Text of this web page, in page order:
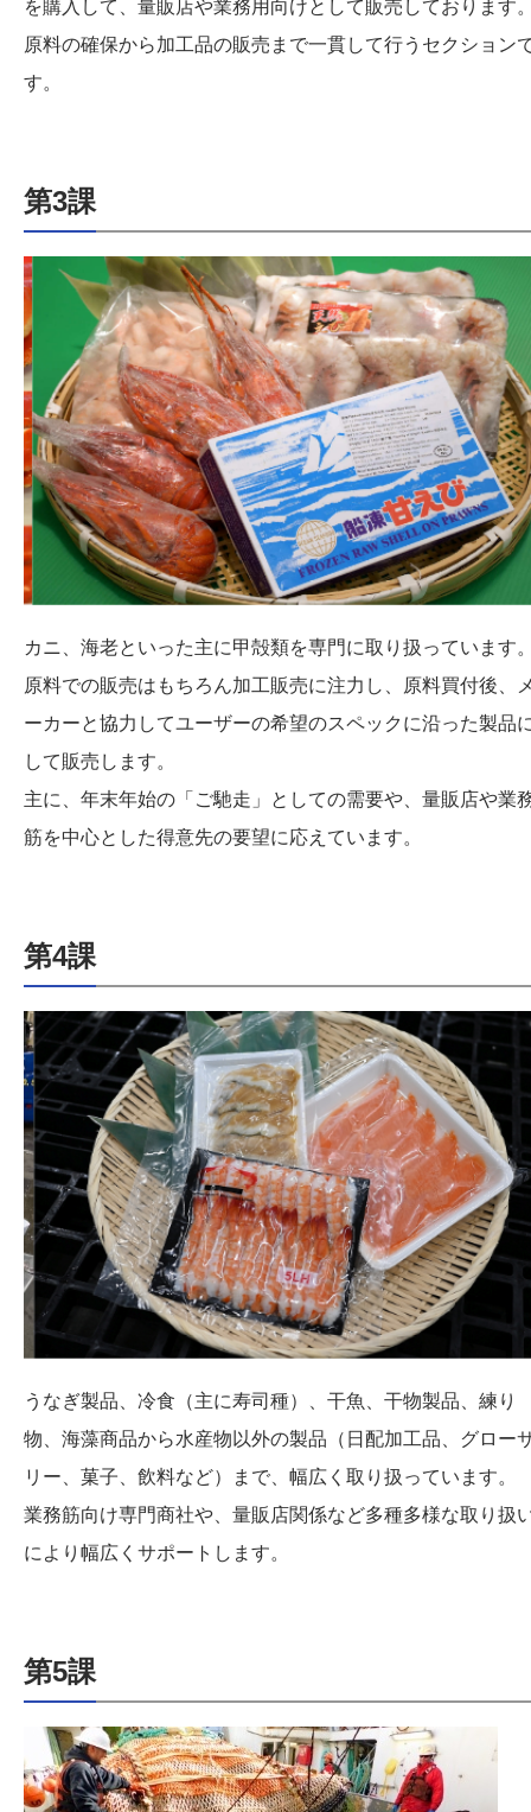
を購入して、量販店や業務用向けとして販売しております
原料の確保から加工品の販売まで一貫して行うセクション
す。
第3課
カニ、海老といった主に甲殻類を専門に取り扱っています
原料での販売はもちろん加工販売に注力し、原料買付後、
ーカーと協力してユーザーの希望のスペックに沿った製品
して販売します。
主に、年末年始の「ご馳走」としての需要や、量販店や業
筋を中心とした得意先の要望に応えています。
第4課
うなぎ製品、冷食（主に寿司種）、干魚、干物製品、練り
物、海藻商品から水産物以外の製品（日配加工品、グロー
リー、菓子、飲料など）まで、幅広く取り扱っています。
業務筋向け専門商社や、量販店関係など多種多様な取り扱
により幅広くサポートします。
第5課